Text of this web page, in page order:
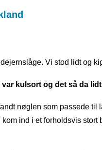
Vi stod lidt og
kulsort og det så da
nøglen som passede til
ind i et forholdsvis stort